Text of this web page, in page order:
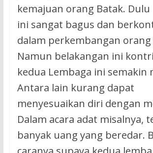
kemajuan orang Batak. Dulu
ini sangat bagus dan
dalam perkembangan orang
Namun belakangan ini
kedua Lembaga ini semakin
Antara lain kurang dapat
menyesuaikan diri dengan
Dalam acara adat misalnya,
banyak uang yang beredar.